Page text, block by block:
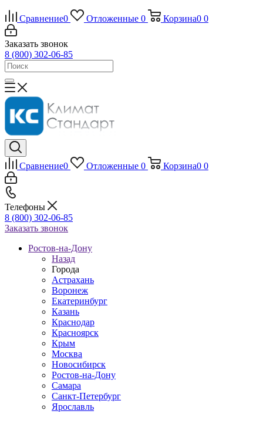
Сравнение0 Отложенные 0 Корзина0 0
Заказать звонок
8 (800) 302-06-85
Сравнение0 Отложенные 0 Корзина0 0
Телефоны
8 (800) 302-06-85
Заказать звонок
Ростов-на-Дону
Назад
Города
Астрахань
Воронеж
Екатеринбург
Казань
Краснодар
Красноярск
Крым
Москва
Новосибирск
Ростов-на-Дону
Самара
Санкт-Петербург
Ярославль